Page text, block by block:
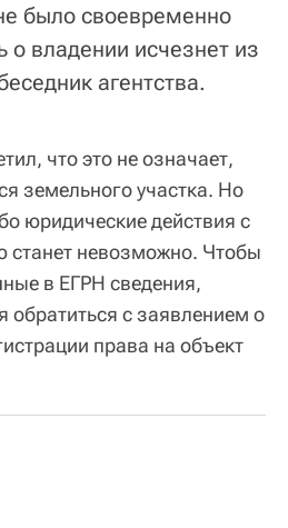
было своевременно
о владении исчезнет из
агентства.
что это не означает,
земельного участка. Но
юридические действия с
станет невозможно. Чтобы
в ЕГРН сведения,
обратиться с заявлением о
права на объект